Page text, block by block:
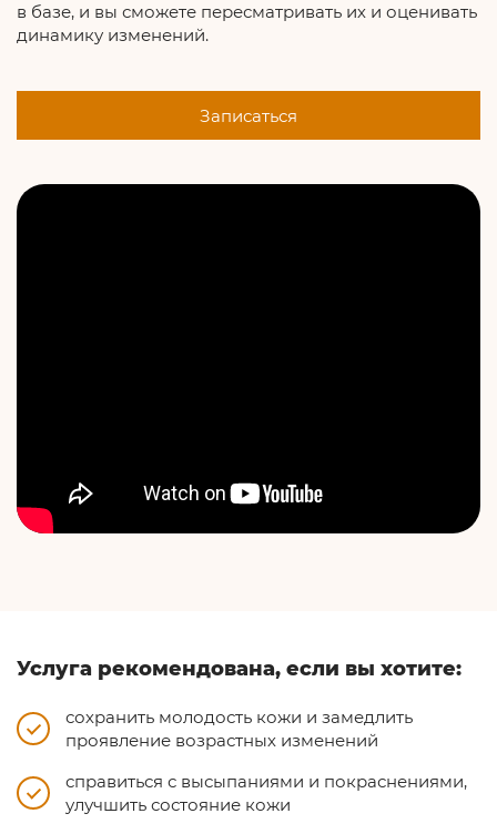
в базе, и вы сможете пересматривать их и оценивать
динамику изменений.
Записаться
Услуга рекомендована, если вы хотите:
сохранить молодость кожи и замедлить
проявление возрастных изменений
справиться с высыпаниями и покраснениями,
улучшить состояние кожи